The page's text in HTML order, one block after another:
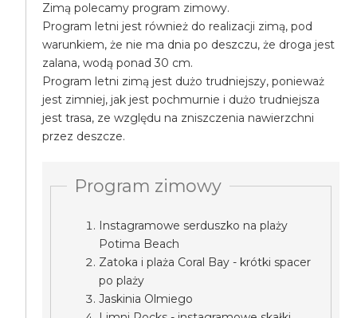
Zimą polecamy program zimowy.
Program letni jest również do realizacji zimą, pod
warunkiem, że nie ma dnia po deszczu, że droga jest
zalana, wodą ponad 30 cm.
Program letni zimą jest dużo trudniejszy, ponieważ
jest zimniej, jak jest pochmurnie i dużo trudniejsza
jest trasa, ze względu na zniszczenia nawierzchni
przez deszcze.
Program zimowy
Instagramowe serduszko na plaży
Potima Beach
Zatoka i plaża Coral Bay - krótki spacer
po plaży
Jaskinia Olmiego